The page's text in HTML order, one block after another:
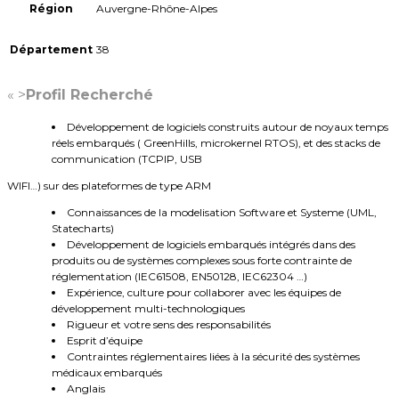
Région Auvergne-Rhône-Alpes
Département 38
« >Profil Recherché
Développement de logiciels construits autour de noyaux temps
réels embarqués ( GreenHills, microkernel RTOS), et des stacks de
communication (TCPIP, USB
WIFI…) sur des plateformes de type ARM
Connaissances de la modelisation Software et Systeme (UML,
Statecharts)
Développement de logiciels embarqués intégrés dans des
produits ou de systèmes complexes sous forte contrainte de
réglementation (IEC61508, EN50128, IEC62304 …)
Expérience, culture pour collaborer avec les équipes de
développement multi-technologiques
Rigueur et votre sens des responsabilités
Esprit d’équipe
Contraintes réglementaires liées à la sécurité des systèmes
médicaux embarqués
Anglais